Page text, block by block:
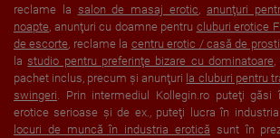
reclame la salon de masaj erotic, anunţuri
noapte, anunţuri cu doamne pentru cluburi erotice
de escorte, reclame la centru erotic / casă de
lastudio pentru preferinţe bizare cu dominatoare,
pachet inclus, precum şi anunţuri la cluburi pentru
swingeri. Prin intermediul Kollegin.ro puteţi
erotice serioase şi de ex., puteţi lucra în
locuri de muncă în industria erotică sunt în